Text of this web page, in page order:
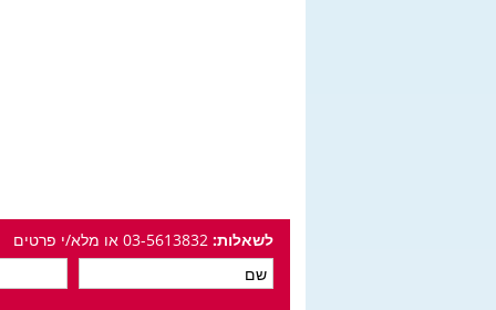
לשאלות: 03-5613832 או מלא/י פרטים